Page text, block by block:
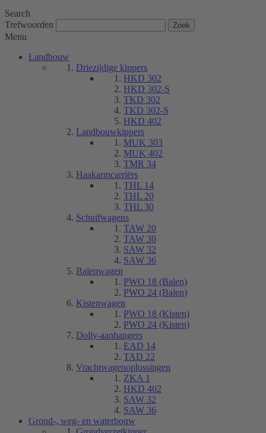
Search
Trefwoorden
Menu
Landbouw
Driezijdige kippers
HKD 302
HKD 302-S
TKD 302
TKD 302-S
HKD 402
Landbouwkippers
MUK 303
MUK 402
TMR 34
Haakarmcarriërs
THL 14
THL 20
THL 30
Schuifwagens
TAW 20
TAW 30
SAW 32
SAW 36
Balenwagen
PWO 18 (Balen)
PWO 24 (Balen)
Kistenwagen
PWO 18 (Kisten)
PWO 24 (Kisten)
Dolly-aanhangers
EAD 14
TAD 22
Vrachtwagenoplossingen
ZKA 1
HKD 402
SAW 32
SAW 36
Grond-, weg- en waterbouw